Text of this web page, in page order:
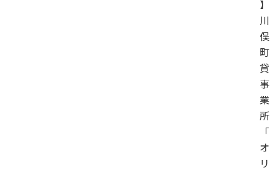
】
川
俣
町
貸
事
業
所
「
オ
リ